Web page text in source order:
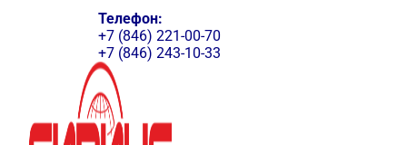
Телефон:
+7 (846) 221-00-70
+7 (846) 243-10-33